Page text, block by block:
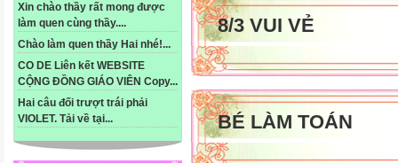
Xin chào thầy rất mong được
làm quen cùng thầy....
Chào làm quen thầy Hai nhé!...
CO DE Liên kết WEBSITE
CỘNG ĐỒNG GIÁO VIÊN Copy...
Hai câu đối trượt trái phải
VIOLET. Tải về tại...
8/3 VUI VẺ
BÉ LÀM TOÁN